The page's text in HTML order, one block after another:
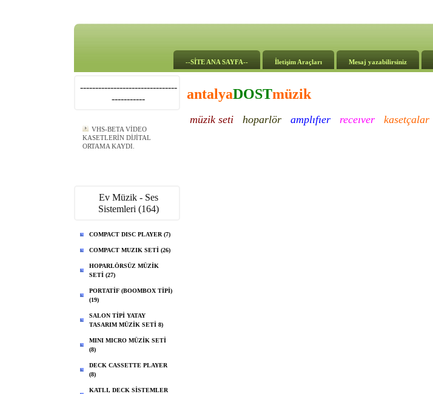
--SİTE ANA SAYFA-- İletişim Araçları Mesaj yazabilirsiniz
--------------------------------
-----------
VHS-BETA VİDEO
KASETLERİN DİJİTAL
ORTAMA KAYDI.
Ev Müzik - Ses
Sistemleri (164)
COMPACT DISC PLAYER (7)
COMPACT MUZIK SETİ (26)
HOPARLÖRSÜZ MÜZİK
SETİ (27)
PORTATİF (BOOMBOX TİPİ)
(19)
SALON TİPİ YATAY
TASARIM MÜZİK SETİ 8)
MINI MICRO MÜZİK SETİ
(8)
DECK CASSETTE PLAYER
(8)
KATLI, DECK SİSTEMLER
antalyaDOSTmüzik
müzik seti hoparlör amplıfıer receıver kasetçalar